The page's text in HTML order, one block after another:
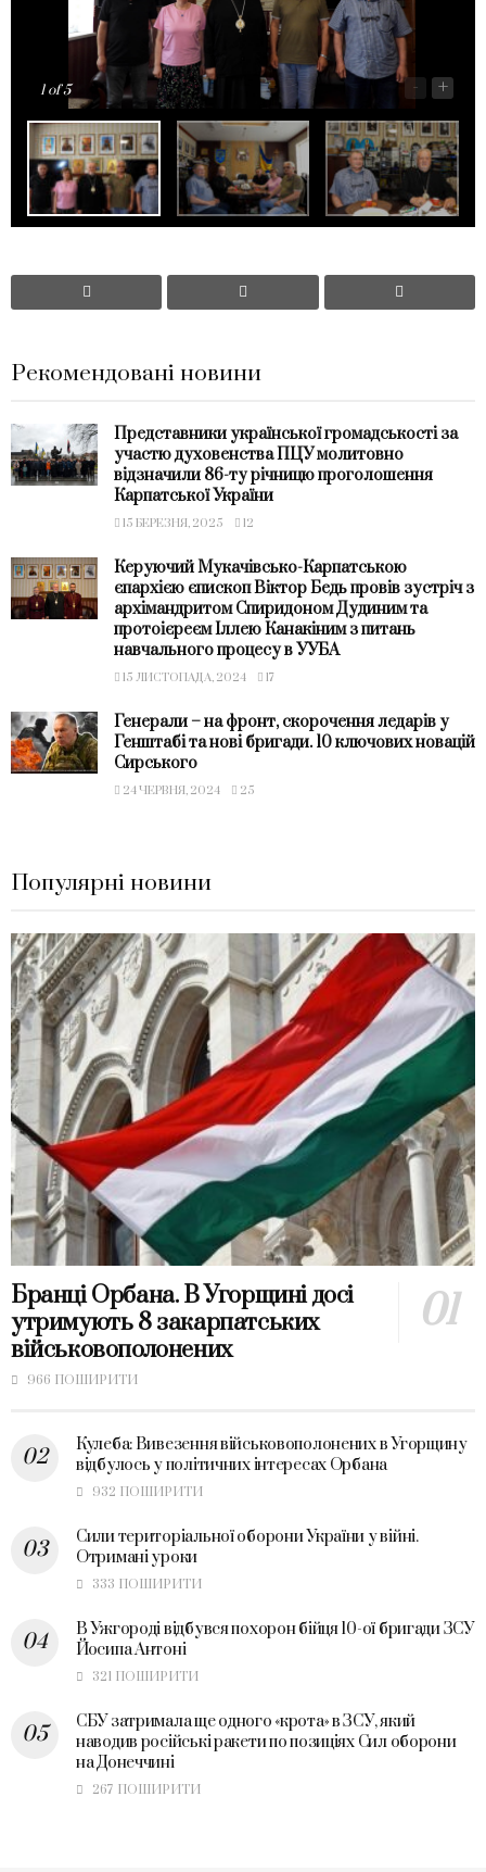
1of 5 - +
Рекомендовані новини
Представники української громадськості за
участю духовенства ПЦУ молитовно
відзначили 86-ту річницю проголошення
Карпатської України
15 БЕРЕЗНЯ, 2025 12
Керуючий Мукачівсько-Карпатською
єпархією єпископ Віктор Бедь провів зустріч з
архімандритом Спиридоном Дудиним та
протоієреєм Іллею Канакіним з питань
навчального процесу в УУБА
15 ЛИСТОПАДА, 2024 17
Генерали – на фронт, скорочення ледарів у
Генштабі та нові бригади. 10 ключових новацій
Сирського
24 ЧЕРВНЯ, 2024 25
Популярні новини
Бранці Орбана. В Угорщині досі
утримують 8 закарпатських
військовополонених
966 ПОШИРИТИ
Кулеба: Вивезення військовополонених в Угорщину
відбулось у політичних інтересах Орбана
932 ПОШИРИТИ
Сили територіальної оборони України у війні.
Отримані уроки
333 ПОШИРИТИ
В Ужгороді відбувся похорон бійця 10-ої бригади ЗСУ
Йосипа Антоні
321 ПОШИРИТИ
СБУ затримала ще одного «крота» в ЗСУ, який
наводив російські ракети по позиціях Сил оборони
на Донеччині
267 ПОШИРИТИ